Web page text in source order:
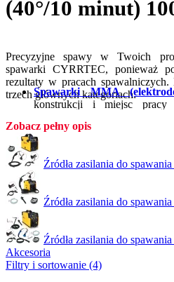
(40°/10 minut)
Precyzyjne spawy w Twoich
spawarki CYRRTEC, ponieważ
rezultaty w pracach
trzech głównych kategoriach:
Spawarki MMA
konstrukcji i miejsc pracy
grubości.
Spawanie MIG (drutowe)
obsługa, minimalne
Doskonały wybór do
blaszanych i pracy z
Spawanie TIG (topiące)
precyzyjnym rzemiośle,
na cienkich materiałach,
stopach specjalnych.
Zobacz pełny opis
Źródła zasilania do
Źródła zasilania do
Źródła zasilania do
Akcesoria
Filtry i sortowanie (4)